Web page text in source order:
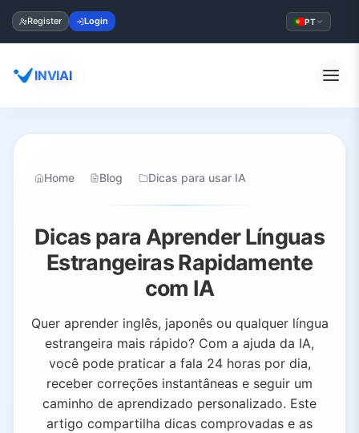
Register Login PT
INVIAI
Home Blog Dicas para usar IA
Dicas para Aprender Línguas
Estrangeiras Rapidamente
com IA
Quer aprender inglês, japonês ou qualquer língua
estrangeira mais rápido? Com a ajuda da IA,
você pode praticar a fala 24 horas por dia,
receber correções instantâneas e seguir um
caminho de aprendizado personalizado. Este
artigo compartilha dicas comprovadas e as